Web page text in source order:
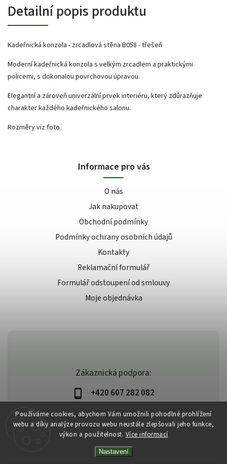
Používáme cookies, abychom Vám umožnili pohodlné prohlížení
webu a díky analýze provozu webu neustále zlepšovali jeho funkce,
výkon a použitelnost. Více informací
Nastavení
Detailní popis produktu
Kadeřnická konzola - zrcadlová stěna B058 - třešeň
Moderní kadeřnická konzola s velkým zrcadlem a praktickými
policemi, s dokonalou povrchovou úpravou.
Elegantní a zároveň univerzální prvek interiéru, který zdůrazňuje
charakter každého kadeřnického salonu.
Rozměry viz foto
Zákaznická podpora:
+420 607 282 082
info@beautysystem.cz
Informace pro vás
O nás
Jak nakupovat
Obchodní podmínky
Podmínky ochrany osobních údajů
Kontakty
Reklamační formulář
Formulář odstoupení od smlouvy
Moje objednávka
Beautysystem.cz